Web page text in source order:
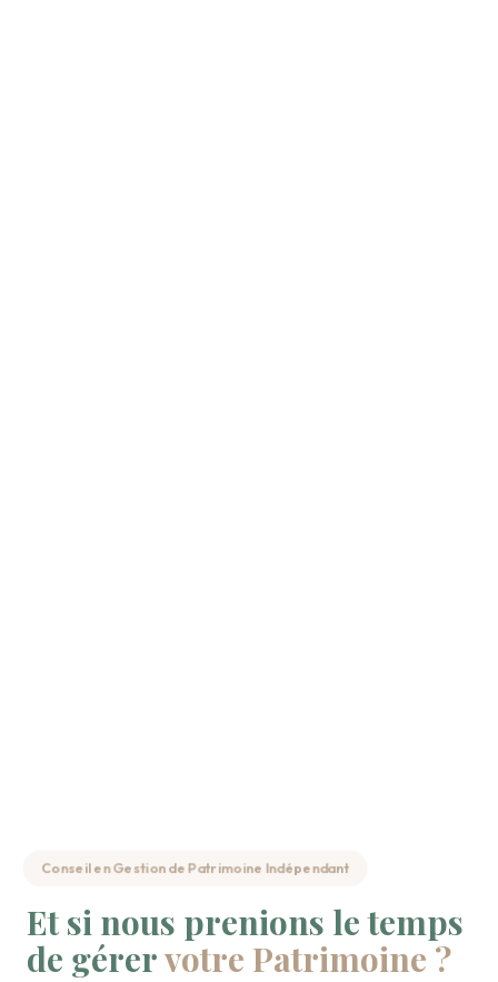
Conseil en Gestion de Patrimoine Indépendant
Et si nous prenions le temps
de gérervotre Patrimoine ?